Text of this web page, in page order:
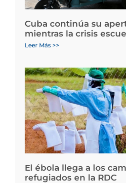
Cuba continúa su
mientras la crisis
Leer Más >>
El ébola llega a los
refugiados en la RDC